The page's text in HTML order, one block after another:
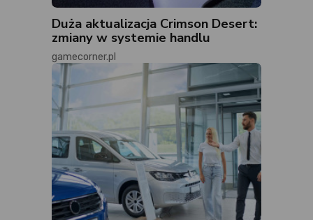
Duża aktualizacja Crimson Desert:
zmiany w systemie handlu
gamecorner.pl